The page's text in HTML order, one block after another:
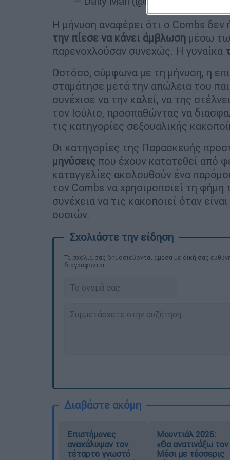
Η μήνυση αναφέρει ότι ο Combs δεν
την πίεσε να κάνει άμβλωση μέσω
παρενοχλούσαν συνεχώς. Η γυναίκα
Ωστόσο, σύμφωνα με τη μήνυση, η
σταμάτησε μετά την απώλεια του
συνέχισε να την καλεί, να της
τον Ιούλιο, προσπαθώντας να
τις κατηγορίες σεξουαλικής
Οι κατηγορίες της Παρασκευής
μηνύσεις που έχουν κατατεθεί από
καταγγελίες ακολουθούν ένα
τον Combs να χρησιμοποιεί τη φήμη
συνέχεια να τις κακοποιεί όταν
ουσιών.
Τα σχολιά σας δημοσιεύονται άμεσα με δική σας
διαγράφονται
Διαβάστε ακόμη
Επιστήμονες
ανακάλυψαν τον
τέταρτο γνωστό
Μουντιάλ 2026:
«Θα ανατινάξω τον
Μέσι με τέσσερις